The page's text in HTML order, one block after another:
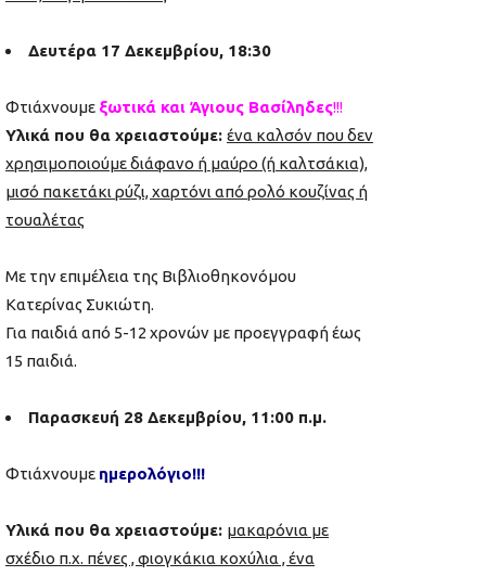
Δευτέρα 17 Δεκεμβρίου, 18:30
Φτιάχνουμε ξωτικά και Άγιους Βασίληδες!!!
Υλικά που θα χρειαστούμε: ένα καλσόν που δεν
χρησιμοποιούμε διάφανο ή μαύρο (ή καλτσάκια),
μισό πακετάκι ρύζι, χαρτόνι από ρολό κουζίνας ή
τουαλέτας
Με την επιμέλεια της Βιβλιοθηκονόμου
Κατερίνας Συκιώτη.
Για παιδιά από 5-12 χρονών με προεγγραφή έως
15 παιδιά.
Παρασκευή 28 Δεκεμβρίου, 11:00 π.μ.
Φτιάχνουμε ημερολόγιο!!!
Υλικά που θα χρειαστούμε: μακαρόνια με
σχέδιο π.χ. πένες , φιογκάκια κοχύλια , ένα